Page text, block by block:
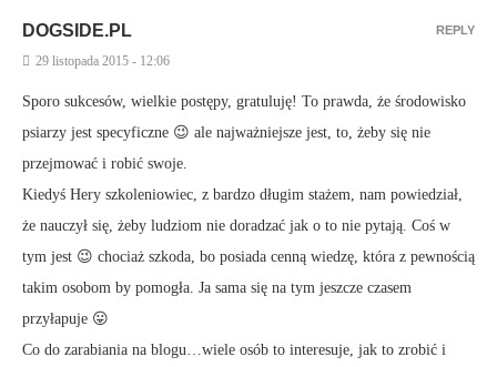
DOGSIDE.PL
29 listopada 2015 - 12:06
Sporo sukcesów, wielkie postępy, gratuluję! To prawda, że środowisko
psiarzy jest specyficzne 😉 ale najważniejsze jest, to, żeby się nie
przejmować i robić swoje.
Kiedyś Hery szkoleniowiec, z bardzo długim stażem, nam powiedział,
że nauczył się, żeby ludziom nie doradzać jak o to nie pytają. Coś w
tym jest 😉 chociaż szkoda, bo posiada cenną wiedzę, która z pewnością
takim osobom by pomogła. Ja sama się na tym jeszcze czasem
przyłapuje 😛
Co do zarabiania na blogu…wiele osób to interesuje, jak to zrobić i
REPLY